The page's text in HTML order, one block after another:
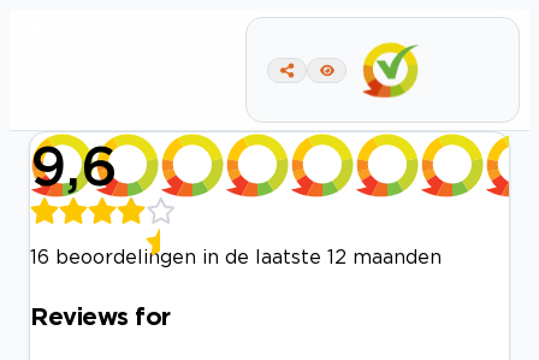
9,6
16 beoordelingen in de laatste 12 maanden
Reviews for